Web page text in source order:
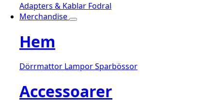
Adapters & Kablar Fodral
Merchandise
Hem
Dörrmattor LamporSparbössor
Accessoarer